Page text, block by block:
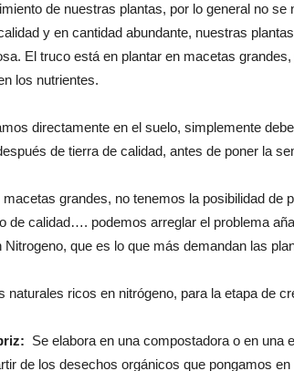
de nuestras plantas, por lo general no
y en cantidad abundante, nuestras
El truco está en plantar en macetas
los nutrientes.
directamente en el suelo, simplemente
de tierra de calidad, antes de poner la
grandes, no tenemos la posibilidad de
de calidad…. podemos arreglar el problema
que es lo que más demandan las
naturales ricos en nitrógeno, para la etapa de
Se elabora en una compostadora o en una
de los desechos orgánicos que pongamos